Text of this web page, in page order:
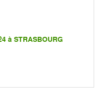
à STRASBOURG